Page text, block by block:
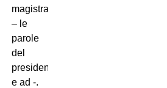
magistrati
– le
parole
del
presidente
e ad -.